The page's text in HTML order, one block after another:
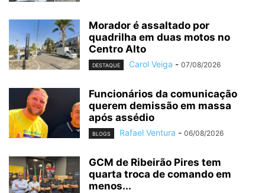
Morador é assaltado por
quadrilha em duas motos no
Centro Alto
DESTAQUE Carol Veiga - 07/08/2026
Funcionários da comunicação
querem demissão em massa
após assédio
BLOGS Rafael Ventura - 06/08/2026
GCM de Ribeirão Pires tem
quarta troca de comando em
menos...